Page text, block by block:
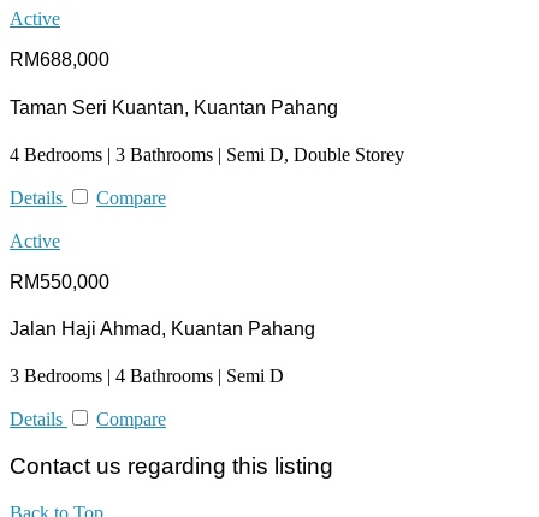
Active
RM688,000
Taman Seri Kuantan, Kuantan Pahang
4 Bedrooms | 3 Bathrooms | Semi D, Double Storey
Details Compare
Active
RM550,000
Jalan Haji Ahmad, Kuantan Pahang
3 Bedrooms | 4 Bathrooms | Semi D
Details Compare
Contact us regarding this listing
Back to Top